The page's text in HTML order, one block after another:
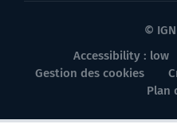
©
Accessibility : low
Gestion des cookies
Plan